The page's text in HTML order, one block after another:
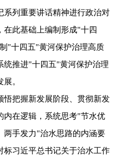
系列重要讲话精神进行政治对
在此基础上编制形成"十四
"十四五"黄河保护治理高质
统推进"十四五"黄河保护治理
。
悟把握新发展阶段、贯彻新发
内在逻辑，系统思考"节水优
两手发力"治水思路的内涵要
标习近平总书记关于治水工作